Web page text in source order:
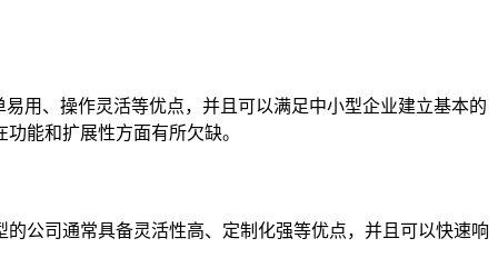
用、操作灵活等优点，并且可以满足中小型企业建立基本的
能和扩展性方面有所欠缺。
公司通常具备灵活性高、定制化强等优点，并且可以快速响